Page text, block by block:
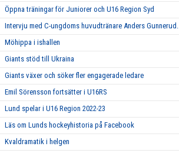
Öppna träningar för Juniorer och U16 Region Syd
Intervju med C-ungdoms huvudtränare Anders Gunnerud.
Möhippa i ishallen
Giants stöd till Ukraina
Giants växer och söker fler engagerade ledare
Emil Sörensson fortsätter i U16RS
Lund spelar i U16 Region 2022-23
Läs om Lunds hockeyhistoria på Facebook
Kvaldramatik i helgen